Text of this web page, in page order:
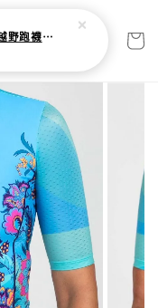
瑞士【Compressport】V4 越野跑襪(2024新色)